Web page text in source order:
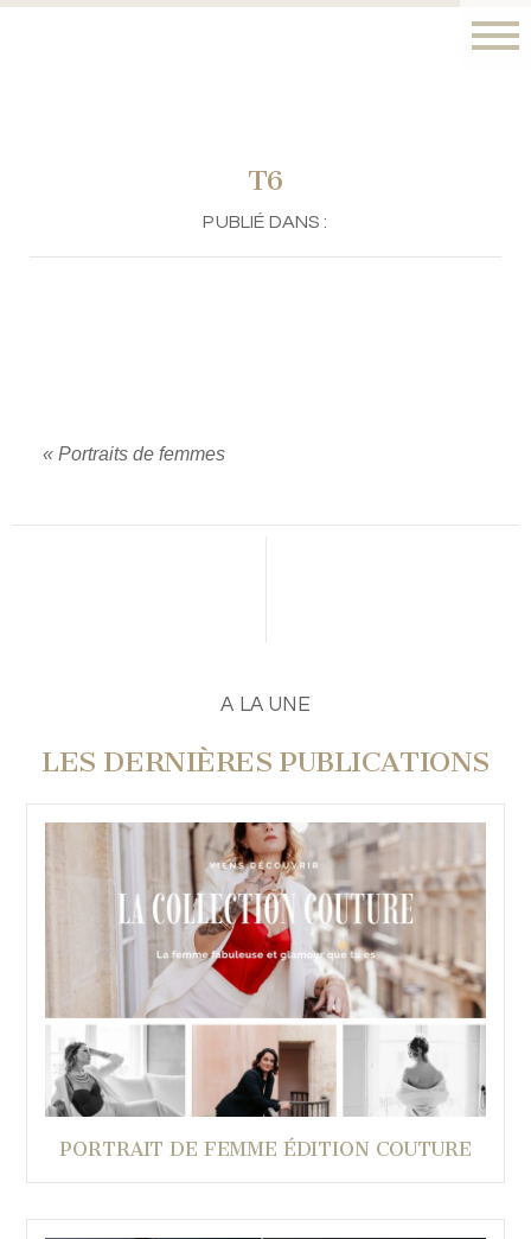
T6
PUBLIÉ DANS :
« Portraits de femmes
A LA UNE
LES DERNIÈRES PUBLICATIONS
PORTRAIT DE FEMME ÉDITION COUTURE